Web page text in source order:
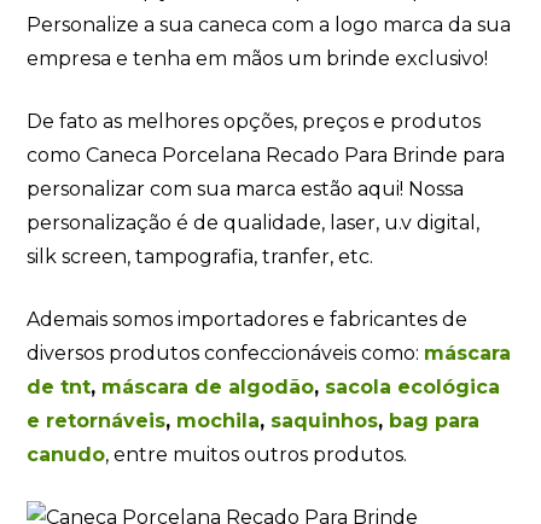
Personalize a sua caneca com a logo marca da sua
empresa e tenha em mãos um brinde exclusivo!
De fato as melhores opções, preços e produtos
como Caneca Porcelana Recado Para Brinde para
personalizar com sua marca estão aqui! Nossa
personalização é de qualidade, laser, u.v digital,
silk screen, tampografia, tranfer, etc.
Ademais somos importadores e fabricantes de
diversos produtos confeccionáveis como: máscara
de tnt, máscara de algodão, sacola ecológica
e retornáveis, mochila, saquinhos, bag para
canudo, entre muitos outros produtos.